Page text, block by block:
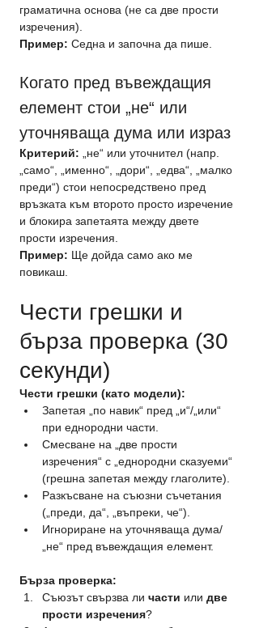
граматична основа (не са две прости
изречения).
Пример: Седна и започна да пише.
Когато пред въвеждащия
елемент стои „не“ или
уточняваща дума или израз
Критерий: „не“ или уточнител (напр.
„само“, „именно“, „дори“, „едва“, „малко
преди“) стои непосредствено пред
връзката към второто просто изречение
и блокира запетаята между двете
прости изречения.
Пример: Ще дойда само ако ме
повикаш.
Чести грешки и
бърза проверка (30
секунди)
Чести грешки (като модели):
Запетая „по навик“ пред „и“/„или“
при еднородни части.
Смесване на „две прости
изречения“ с „еднородни сказуеми“
(грешна запетая между глаголите).
Разкъсване на съюзни съчетания
(„преди, да“, „въпреки, че“).
Игнориране на уточняваща дума/
„не“ пред въвеждащия елемент.
Бърза проверка:
Съюзът свързва ли части или две
прости изречения?